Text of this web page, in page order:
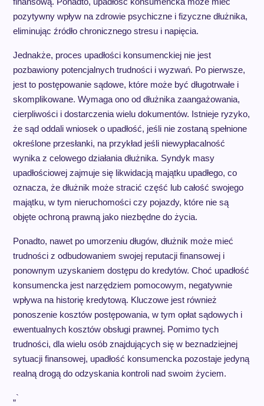
pozytywny wpływ na zdrowie psychiczne i fizyczne dłużnika,
eliminując źródło chronicznego stresu i napięcia.
Jednakże, proces upadłości konsumenckiej nie jest
pozbawiony potencjalnych trudności i wyzwań. Po pierwsze,
jest to postępowanie sądowe, które może być długotrwałe i
skomplikowane. Wymaga ono od dłużnika zaangażowania,
cierpliwości i dostarczenia wielu dokumentów. Istnieje ryzyko,
że sąd oddali wniosek o upadłość, jeśli nie zostaną spełnione
określone przesłanki, na przykład jeśli niewypłacalność
wynika z celowego działania dłużnika. Syndyk masy
upadłościowej zajmuje się likwidacją majątku upadłego, co
oznacza, że dłużnik może stracić część lub całość swojego
majątku, w tym nieruchomości czy pojazdy, które nie są
objęte ochroną prawną jako niezbędne do życia.
Ponadto, nawet po umorzeniu długów, dłużnik może mieć
trudności z odbudowaniem swojej reputacji finansowej i
ponownym uzyskaniem dostępu do kredytów. Choć upadłość
konsumencka jest narzędziem pomocowym, negatywnie
wpływa na historię kredytową. Kluczowe jest również
ponoszenie kosztów postępowania, w tym opłat sądowych i
ewentualnych kosztów obsługi prawnej. Pomimo tych
trudności, dla wielu osób znajdujących się w beznadziejnej
sytuacji finansowej, upadłość konsumencka pozostaje jedyną
realną drogą do odzyskania kontroli nad swoim życiem.
„`